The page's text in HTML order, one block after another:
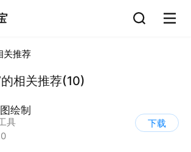
关推荐
相关推荐(10)
绘制
具
下载